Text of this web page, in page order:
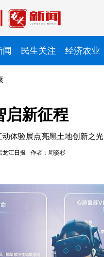
闻 民生关注 经济农业
启新征程
动体验展点亮黑土地创新之光
龙江日报 作者：周姿杉